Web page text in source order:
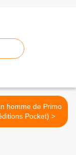
homme de Primo
Levi ( éditions Pocket) >